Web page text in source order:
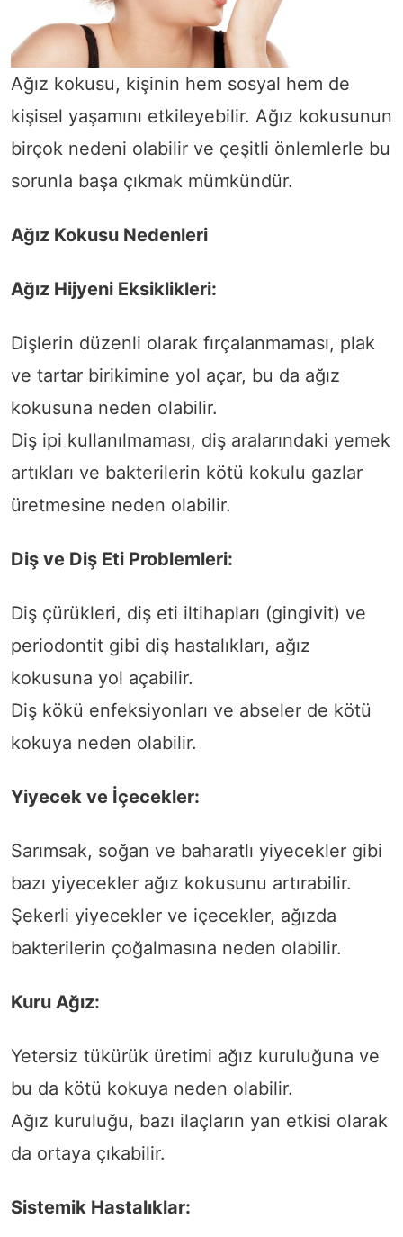
Ağız kokusu, kişinin hem sosyal hem de
kişisel yaşamını etkileyebilir. Ağız kokusunun
birçok nedeni olabilir ve çeşitli önlemlerle bu
sorunla başa çıkmak mümkündür.
Ağız Kokusu Nedenleri
Ağız Hijyeni Eksiklikleri:
Dişlerin düzenli olarak fırçalanmaması, plak
ve tartar birikimine yol açar, bu da ağız
kokusuna neden olabilir.
Diş ipi kullanılmaması, diş aralarındaki yemek
artıkları ve bakterilerin kötü kokulu gazlar
üretmesine neden olabilir.
Diş ve Diş Eti Problemleri:
Diş çürükleri, diş eti iltihapları (gingivit) ve
periodontit gibi diş hastalıkları, ağız
kokusuna yol açabilir.
Diş kökü enfeksiyonları ve abseler de kötü
kokuya neden olabilir.
Yiyecek ve İçecekler:
Sarımsak, soğan ve baharatlı yiyecekler gibi
bazı yiyecekler ağız kokusunu artırabilir.
Şekerli yiyecekler ve içecekler, ağızda
bakterilerin çoğalmasına neden olabilir.
Kuru Ağız:
Yetersiz tükürük üretimi ağız kuruluğuna ve
bu da kötü kokuya neden olabilir.
Ağız kuruluğu, bazı ilaçların yan etkisi olarak
da ortaya çıkabilir.
Sistemik Hastalıklar: